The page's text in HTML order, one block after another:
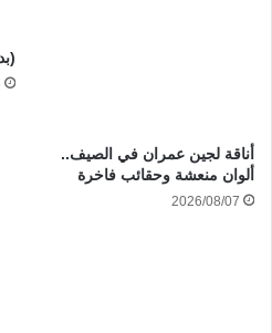
أناقة لجين عمران في الصيف..
ألوان منعشة وحقائب فاخرة
2026/08/07